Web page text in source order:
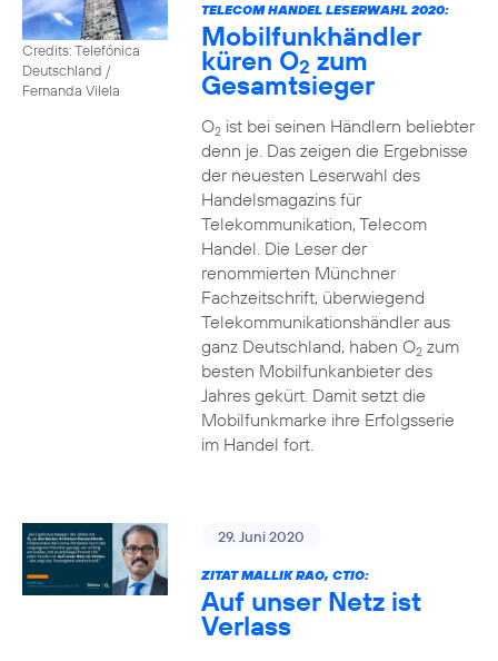
Credits: Telefónica
Deutschland /
Fernanda Vilela
TELECOM HANDEL LESERWAHL 2020:
Mobilfunkhändler
küren O2 zum
Gesamtsieger
O2ist bei seinen Händlern beliebter
denn je. Das zeigen die Ergebnisse
der neuesten Leserwahl des
Handelsmagazins für
Telekommunikation, Telecom
Handel. Die Leser der
renommierten Münchner
Fachzeitschrift, überwiegend
Telekommunikationshändler aus
ganz Deutschland, haben O2zum
besten Mobilfunkanbieter des
Jahres gekürt. Damit setzt die
Mobilfunkmarke ihre Erfolgsserie
im Handel fort.
29. Juni 2020
ZITAT MALLIK RAO, CTIO:
Auf unser Netz ist
Verlass